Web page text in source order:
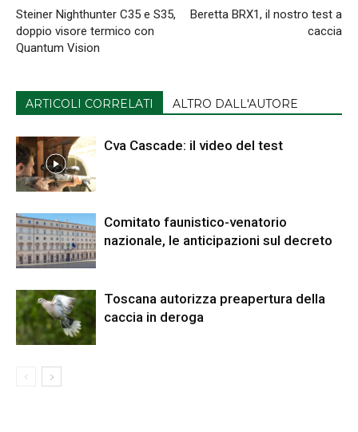
Steiner Nighthunter C35 e S35,
doppio visore termico con
Quantum Vision
Beretta BRX1, il nostro test a
caccia
ARTICOLI CORRELATI ALTRO DALL'AUTORE
Cva Cascade: il video del test
Comitato faunistico-venatorio
nazionale, le anticipazioni sul decreto
Toscana autorizza preapertura della
caccia in deroga